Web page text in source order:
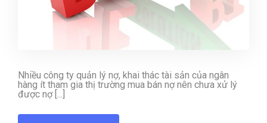
Nhiều công ty quản lý nợ, khai thác tài sản của ngân
hàng ít tham gia thị trường mua bán nợ nên chưa xử lý
được nợ [...]